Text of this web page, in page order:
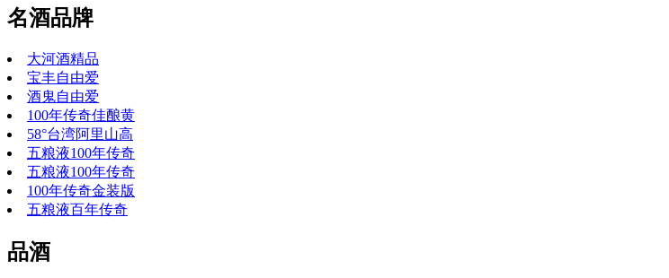
名酒品牌
大河酒精品
宝丰自由爱
酒鬼自由爱
100年传奇佳酿黄
58°台湾阿里山高
五粮液100年传奇
五粮液100年传奇
100年传奇金装版
五粮液百年传奇
品酒